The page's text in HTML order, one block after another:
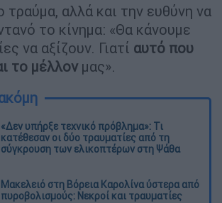
τραύμα, αλλά και την ευθύνη να
το κίνημα: «Θα κάνουμε
να αξίζουν. Γιατί αυτό που
το μέλλον μας».
«Δεν υπήρξε τεχνικό πρόβλημα»: Τι
κατέθεσαν οι δύο τραυματίες από τη
σύγκρουση των ελικοπτέρων στη Ψάθα
Μακελειό στη Βόρεια Καρολίνα ύστερα από
πυροβολισμούς: Νεκροί και τραυματίες